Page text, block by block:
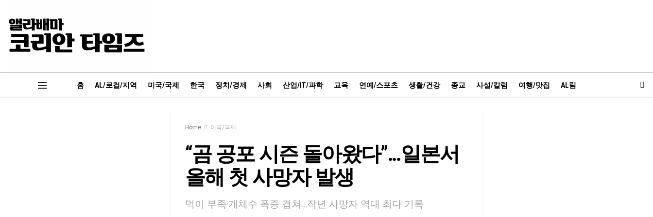
홈 AL/로컬/지역 미국/국제 한국 정치/경제 사회 산업/IT/과학 교육 연예/스포츠 생활/건강 종교 사설/칼럼 여행/맛집 AL림
Home 미국/국제
“곰 공포 시즌 돌아왔다”…일본서
올해 첫 사망자 발생
먹이 부족·개체수 폭증 겹쳐…작년 사망자 역대 최다 기록